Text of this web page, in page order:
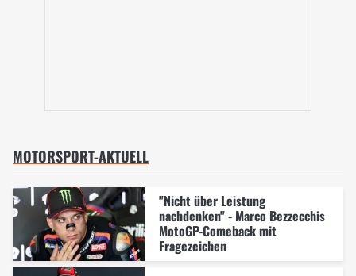
MOTORSPORT-AKTUELL
"Nicht über Leistung
nachdenken" - Marco Bezzecchis
MotoGP-Comeback mit
Fragezeichen